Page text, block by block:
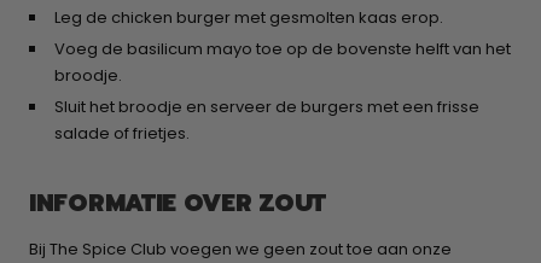
Leg de chicken burger met gesmolten kaas erop.
Voeg de basilicum mayo toe op de bovenste helft van het
broodje.
Sluit het broodje en serveer de burgers met een frisse
salade of frietjes.
INFORMATIE OVER ZOUT
Bij The Spice Club voegen we geen zout toe aan onze